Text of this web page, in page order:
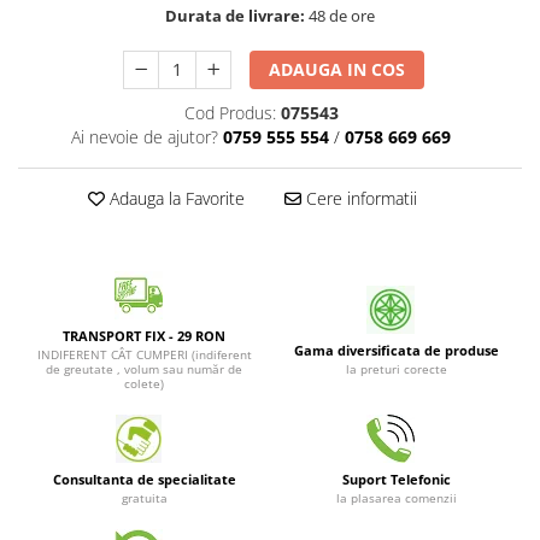
Patrunjel de frunza
Seminte de dovlecei
Patrunjel de radacina
Seminte de broccoli
Seminte de dovleac
Seminte de conopida
Seminte de morcov
Seminte telina de radacina
Semințe de Gulii
Seminte de spanac
Seminte Mazare
Surubelnite pneumatice
Unelte de taiat
Pistoale pentru capse si pentru
Scule pentru constructii
Scule VDE
Chei hexagonale
Ciocane & dalti
Tarozi, filiere si capete de
surubelnita
Dalti si poansoane cu litere si
Pompa de picior
Lanterne si lampi frontale
Echipament de protectie
Durata de livrare: 48 de ore
ADAUGA IN COS
Cod Produs: 075543
Ai nevoie de ajutor? 0759 555 554 / 0758 669 669
Adauga la Favorite Cere informatii
TRANSPORT FIX - 29 RON
INDIFERENT CÂT CUMPERI (indiferent
de greutate , volum sau număr de
colete)
Gama diversificata de produse
la preturi corecte
Consultanta de specialitate
gratuita
Suport Telefonic
la plasarea comenzii